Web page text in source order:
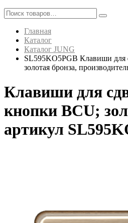
Главная
Каталог
Каталог JUNG
SL595KO5PGB Клавиши для
золотая бронза,
Клавиши для
кнопки BCU;
артикул